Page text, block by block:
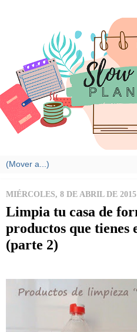
MIÉRCOLES, 8 DE ABRIL DE 2015
Limpia tu casa de
productos que tienes
(parte 2)